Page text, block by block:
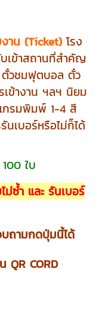
งาน (Ticket) โรง
เข้าสถานที่สำคัญ
ตั๋วชมฟุตบอล ตั๋ว
ข้างาน ฯลฯ นิยม
กรมพิมพ์ 1-4 สี
นเบอร์หรือไม่ก็ได้
ใบ
ม่ซ้ำ และ รันเบอร์
ถามกดปุ่มนี้ได้
QR CORD